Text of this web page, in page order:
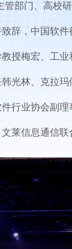
部门、高校
辞，中国软
授梅宏、工
光林、克拉
行业协会副
莱信息通信联